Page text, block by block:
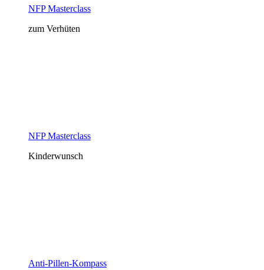
NFP Masterclass
zum Verhüten
NFP Masterclass
Kinderwunsch
Anti-Pillen-Kompass